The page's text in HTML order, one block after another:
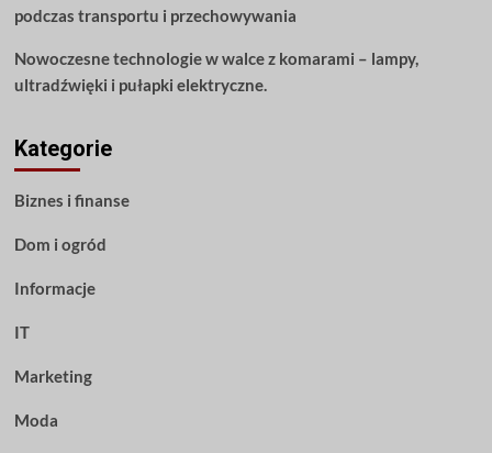
podczas transportu i przechowywania
Nowoczesne technologie w walce z komarami – lampy,
ultradźwięki i pułapki elektryczne.
Kategorie
Biznes i finanse
Dom i ogród
Informacje
IT
Marketing
Moda